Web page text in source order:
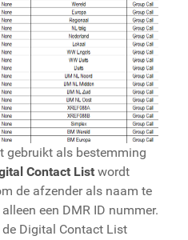
gebruikt als bestemming
Contact List wordt
de afzender als naam te
een DMR ID nummer.
de Digital Contact List